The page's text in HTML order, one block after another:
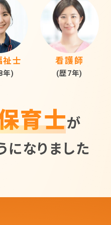
祉士
年)
看護師
(歴7年)
育士が
になりました